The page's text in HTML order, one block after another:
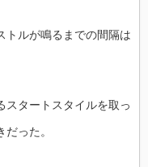
トルが鳴るまでの間隔は
スタートスタイルを取っ
った。